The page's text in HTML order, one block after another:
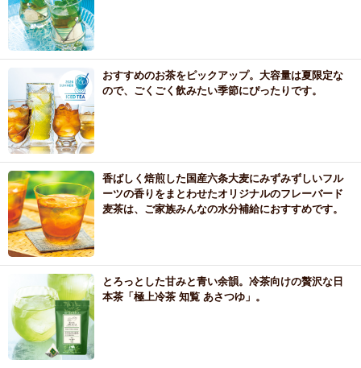
おすすめのお茶をピックアップ。大容量は夏限定な
ので、ごくごく飲みたい季節にぴったりです。
香ばしく焙煎した国産六条大麦にみずみずしいフル
ーツの香りをまとわせたオリジナルのフレーバード
麦茶は、ご家族みんなの水分補給におすすめです。
とろっとした甘みと青い余韻。冷茶向けの贅沢な日
本茶「極上冷茶 知覧 あさつゆ」。